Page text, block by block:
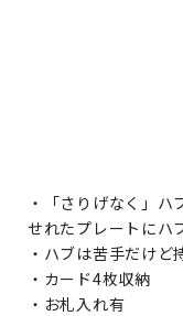
・「さりげなく」
せれたプレートにハ
・ハブは苦手だけど
・カード4枚収納
・お札入れ有